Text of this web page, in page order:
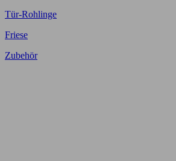
Tür-Rohlinge
Friese
Zubehör